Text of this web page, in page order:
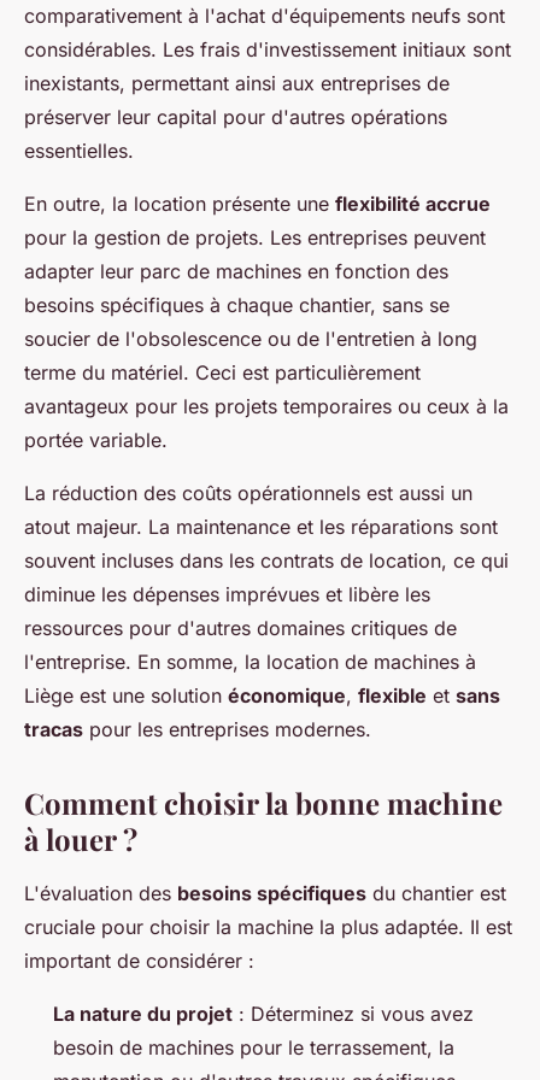
comparativement à l'achat d'équipements neufs sont
considérables. Les frais d'investissement initiaux sont
inexistants, permettant ainsi aux entreprises de
préserver leur capital pour d'autres opérations
essentielles.
En outre, la location présente une flexibilité accrue
pour la gestion de projets. Les entreprises peuvent
adapter leur parc de machines en fonction des
besoins spécifiques à chaque chantier, sans se
soucier de l'obsolescence ou de l'entretien à long
terme du matériel. Ceci est particulièrement
avantageux pour les projets temporaires ou ceux à la
portée variable.
La réduction des coûts opérationnels est aussi un
atout majeur. La maintenance et les réparations sont
souvent incluses dans les contrats de location, ce qui
diminue les dépenses imprévues et libère les
ressources pour d'autres domaines critiques de
l'entreprise. En somme, la location de machines à
Liège est une solution économique, flexible et sans
tracas pour les entreprises modernes.
Comment choisir la bonne machine
à louer ?
L'évaluation des besoins spécifiques du chantier est
cruciale pour choisir la machine la plus adaptée. Il est
important de considérer :
La nature du projet : Déterminez si vous avez
besoin de machines pour le terrassement, la